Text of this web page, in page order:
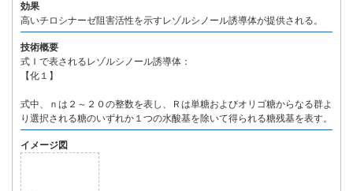
効果
高いチロシナーゼ阻害活性を示すレゾルシノール誘導体が提供される。
技術概要
式Ｉで表されるレゾルシノール誘導体：
【化１】
式中、ｎは２～２０の整数を表し、Ｒは単糖およびオリゴ糖からなる群よ
り選択される糖のいずれか１つの水酸基を除いて得られる糖残基を表す。
イメージ図